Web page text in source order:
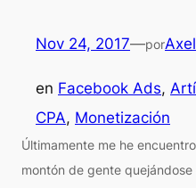
Nov 24, 2017—porAxel
en Facebook Ads,
CPA, Monetización
Últimamente me he
montón de gente